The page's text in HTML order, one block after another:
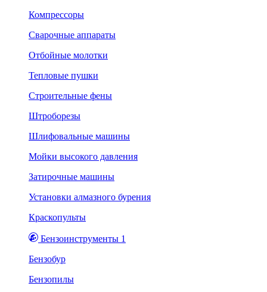
Компрессоры
Сварочные аппараты
Отбойные молотки
Тепловые пушки
Строительные фены
Штроборезы
Шлифовальные машины
Мойки высокого давления
Затирочные машины
Установки алмазного бурения
Краскопульты
Бензоинструменты 1
Бензобур
Бензопилы